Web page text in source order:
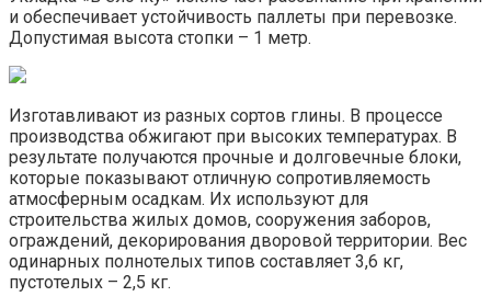
и обеспечивает устойчивость паллеты при перевозке.
Допустимая высота стопки – 1 метр.
Изготавливают из разных сортов глины. В процессе
производства обжигают при высоких температурах. В
результате получаются прочные и долговечные блоки,
которые показывают отличную сопротивляемость
атмосферным осадкам. Их используют для
строительства жилых домов, сооружения заборов,
ограждений, декорирования дворовой территории. Вес
одинарных полнотелых типов составляет 3,6 кг,
пустотелых – 2,5 кг.